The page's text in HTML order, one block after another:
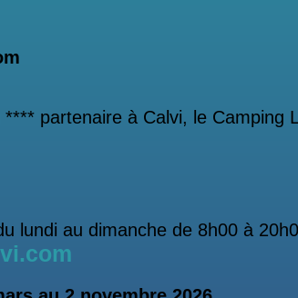
partenaire à Calvi, le Camping
lundi au dimanche de 8h00 à